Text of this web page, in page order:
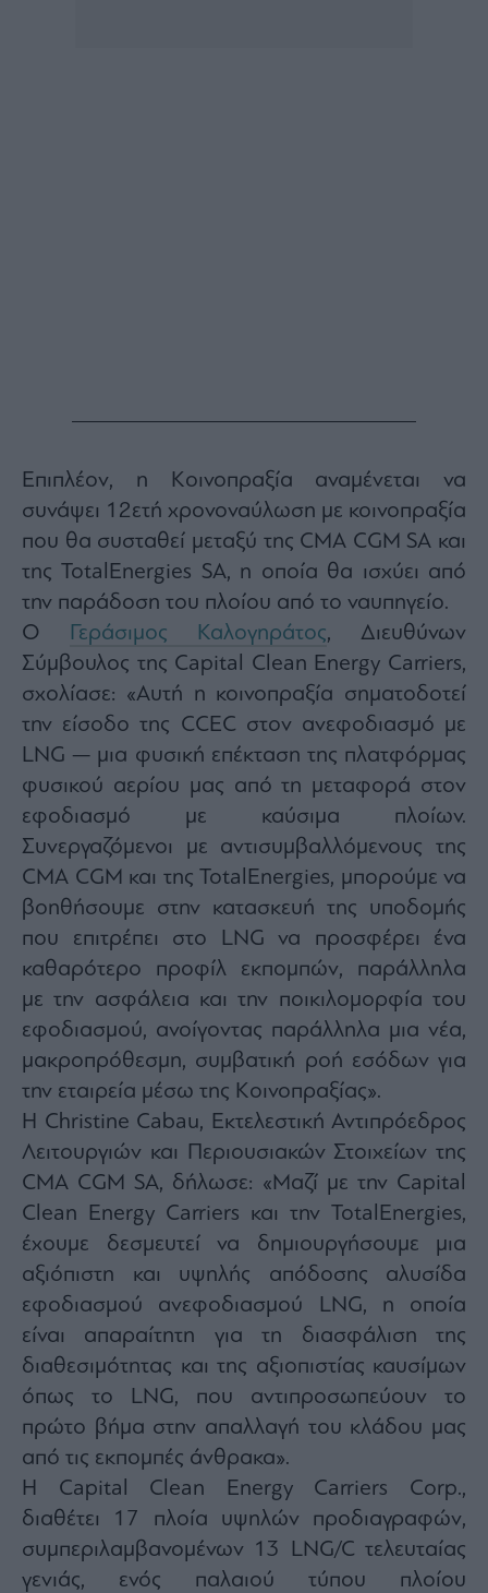
Επιπλέον, η Κοινοπραξία αναμένεται να
συνάψει 12ετή χρονοναύλωση με κοινοπραξία
που θα συσταθεί μεταξύ της CMA CGM SA και
της TotalEnergies SA, η οποία θα ισχύει από
την παράδοση του πλοίου από το ναυπηγείο.
Ο
Γεράσιμος Καλογηράτος, Διευθύνων
Σύμβουλος της Capital Clean Energy Carriers,
σχολίασε: «Αυτή η κοινοπραξία σηματοδοτεί
την είσοδο της CCEC στον ανεφοδιασμό με
LNG — μια φυσική επέκταση της πλατφόρμας
φυσικού αερίου μας από τη μεταφορά στον
εφοδιασμό με καύσιμα πλοίων.
Συνεργαζόμενοι με αντισυμβαλλόμενους της
CMA CGM και της TotalEnergies, μπορούμε να
βοηθήσουμε στην κατασκευή της υποδομής
που επιτρέπει στο LNG να προσφέρει ένα
καθαρότερο προφίλ εκπομπών, παράλληλα
με την ασφάλεια και την ποικιλομορφία του
εφοδιασμού, ανοίγοντας παράλληλα μια νέα,
μακροπρόθεσμη, συμβατική ροή εσόδων για
την εταιρεία μέσω της Κοινοπραξίας».
Η Christine Cabau, Εκτελεστική Αντιπρόεδρος
Λειτουργιών και Περιουσιακών Στοιχείων της
CMA CGM SA, δήλωσε: «Μαζί με την Capital
Clean Energy Carriers και την TotalEnergies,
έχουμε δεσμευτεί να δημιουργήσουμε μια
αξιόπιστη και υψηλής απόδοσης αλυσίδα
εφοδιασμού ανεφοδιασμού LNG, η οποία
είναι απαραίτητη για τη διασφάλιση της
διαθεσιμότητας και της αξιοπιστίας καυσίμων
όπως το LNG, που αντιπροσωπεύουν το
πρώτο βήμα στην απαλλαγή του κλάδου μας
από τις εκπομπές άνθρακα».
Η Capital Clean Energy Carriers Corp.,
διαθέτει 17 πλοία υψηλών προδιαγραφών,
συμπεριλαμβανομένων 13 LNG/C τελευταίας
γενιάς, ενός παλαιού τύπου πλοίου